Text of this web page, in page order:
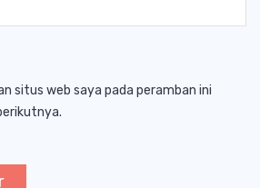
situs web saya pada peramban ini